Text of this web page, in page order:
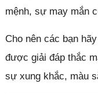
mệnh, sự may mắn
Cho nên các bạn
được giải đáp thắc
sự xung khắc, màu